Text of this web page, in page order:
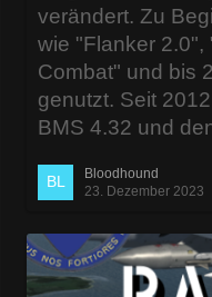
verändert. Zu
wie "Flanker 2.0",
Combat" und bis
genutzt. Seit
BMS 4.32 und
Bloodhound
23. Dezember 2023